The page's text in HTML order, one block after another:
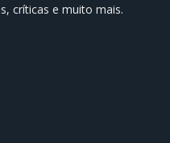
críticas e muito mais.